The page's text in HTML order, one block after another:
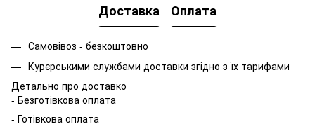
Доставка Оплата
Самовівоз - безкоштовно
Курєрськими службами доставки згідно з їх тарифами
Детально про доставко
- Безготівкова оплата
- Готівкова оплата